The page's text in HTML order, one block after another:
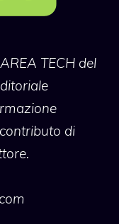
TECH del
di